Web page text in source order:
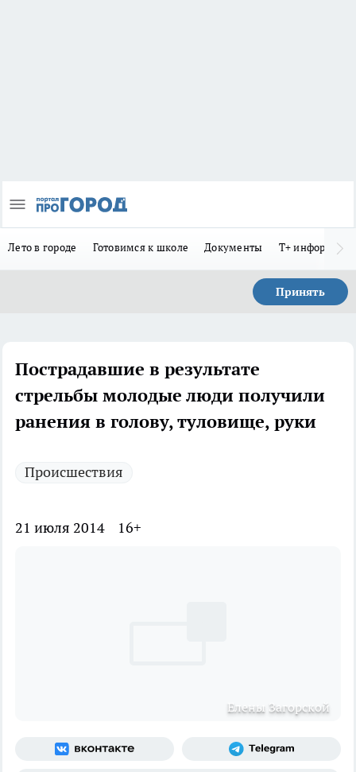
Лето в городе Готовимся к школе Документы Т+
Принять
Пострадавшие в результате
стрельбы молодые люди получили
ранения в голову, туловище, руки
Происшествия
21 июля 2014 16+
Елены Загорской